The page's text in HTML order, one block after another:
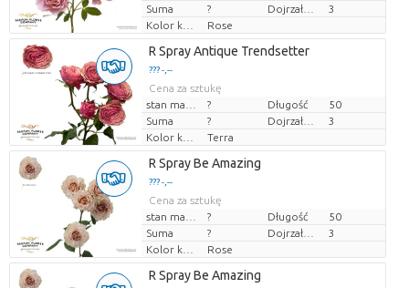
Suma
?
3
Kolor kwiatów
Rose
R Spray Antique Trendsetter
??? -,--
Cena za sztukę
? Długość
50
Suma
?
3
Kolor kwiatów
Terra
R Spray Be Amazing
??? -,--
Cena za sztukę
? Długość
50
Suma
?
3
Kolor kwiatów
Rose
R Spray Be Amazing